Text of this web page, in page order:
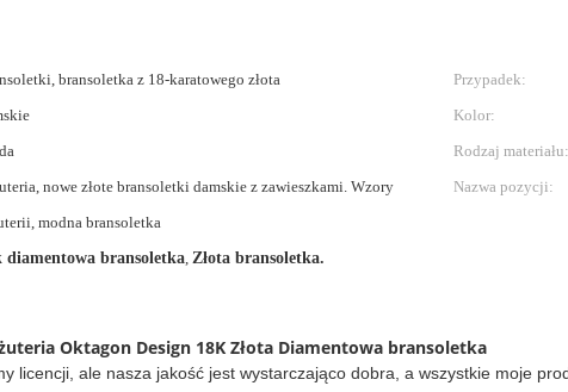
bransoletka z 18-karatowego złota Przypadek:
Kolor:
Rodzaj materiału:
nowe złote bransoletki damskie z zawieszkami. Wzory
modna bransoletka
Nazwa pozycji:
diamentowa bransoletka, Złota bransoletka.
Oktagon Design 18K Złota Diamentowa bransoletka
licencji, ale nasza jakość jest wystarczająco dobra, a wszystkie moje